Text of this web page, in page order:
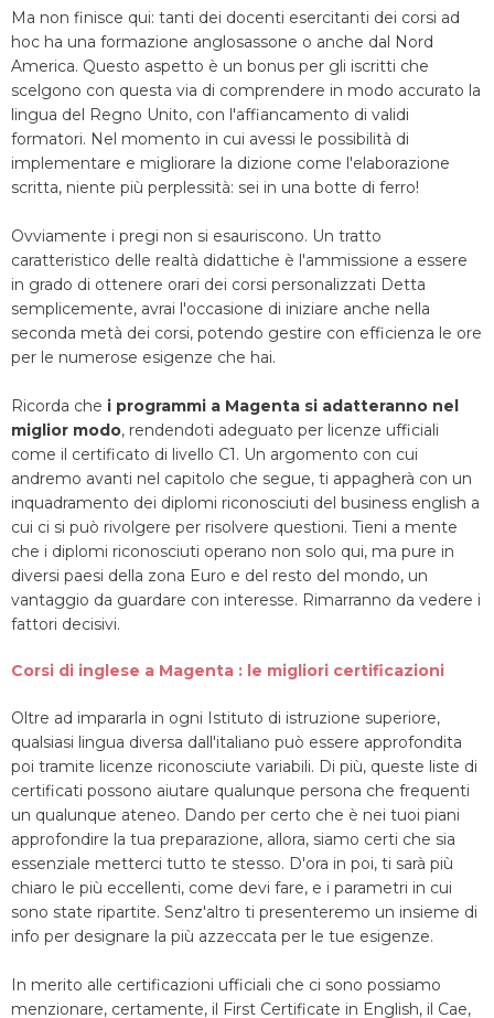
Ma non finisce qui: tanti dei docenti esercitanti dei corsi ad
hoc ha una formazione anglosassone o anche dal Nord
America. Questo aspetto è un bonus per gli iscritti che
scelgono con questa via di comprendere in modo accurato la
lingua del Regno Unito, con l'affiancamento di validi
formatori. Nel momento in cui avessi le possibilità di
implementare e migliorare la dizione come l'elaborazione
scritta, niente più perplessità: sei in una botte di ferro!
Ovviamente i pregi non si esauriscono. Un tratto
caratteristico delle realtà didattiche è l'ammissione a essere
in grado di ottenere orari dei corsi personalizzati Detta
semplicemente, avrai l'occasione di iniziare anche nella
seconda metà dei corsi, potendo gestire con efficienza le ore
per le numerose esigenze che hai.
Ricorda che i programmi a Magenta si adatteranno nel
miglior modo, rendendoti adeguato per licenze ufficiali
come il certificato di livello C1. Un argomento con cui
andremo avanti nel capitolo che segue, ti appagherà con un
inquadramento dei diplomi riconosciuti del business english a
cui ci si può rivolgere per risolvere questioni. Tieni a mente
che i diplomi riconosciuti operano non solo qui, ma pure in
diversi paesi della zona Euro e del resto del mondo, un
vantaggio da guardare con interesse. Rimarranno da vedere i
fattori decisivi.
Corsi di inglese a Magenta : le migliori certificazioni
Oltre ad impararla in ogni Istituto di istruzione superiore,
qualsiasi lingua diversa dall'italiano può essere approfondita
poi tramite licenze riconosciute variabili. Di più, queste liste di
certificati possono aiutare qualunque persona che frequenti
un qualunque ateneo. Dando per certo che è nei tuoi piani
approfondire la tua preparazione, allora, siamo certi che sia
essenziale metterci tutto te stesso. D'ora in poi, ti sarà più
chiaro le più eccellenti, come devi fare, e i parametri in cui
sono state ripartite. Senz'altro ti presenteremo un insieme di
info per designare la più azzeccata per le tue esigenze.
In merito alle certificazioni ufficiali che ci sono possiamo
menzionare, certamente, il First Certificate in English, il Cae,